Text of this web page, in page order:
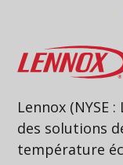
Lennox
Lennox (NYSE
des solutions
température